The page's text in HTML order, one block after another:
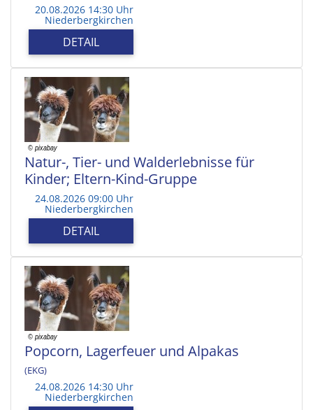
20.08.2026 14:30 Uhr
Niederbergkirchen
DETAIL
Natur-, Tier- und Walderlebnisse für
Kinder; Eltern-Kind-Gruppe
24.08.2026 09:00 Uhr
Niederbergkirchen
DETAIL
Popcorn, Lagerfeuer und Alpakas
(EKG)
24.08.2026 14:30 Uhr
Niederbergkirchen